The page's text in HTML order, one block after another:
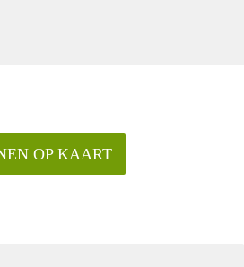
OP KAART